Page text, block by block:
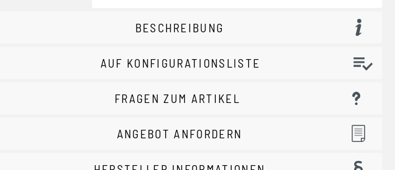
BESCHREIBUNG
AUF KONFIGURATIONSLISTE
FRAGEN ZUM ARTIKEL
ANGEBOT ANFORDERN